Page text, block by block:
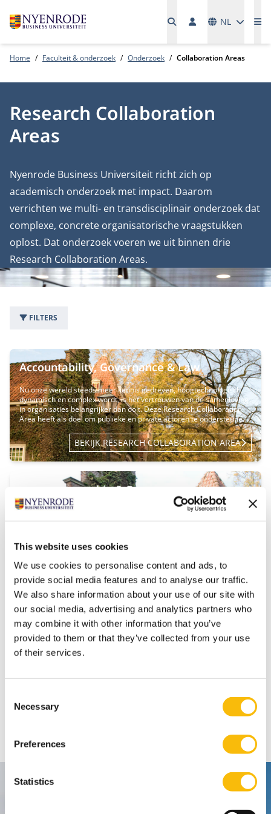
This website uses cookies
We use cookies to personalise content and ads, to
provide social media features and to analyse our traffic.
We also share information about your use of our site with
our social media, advertising and analytics partners who
may combine it with other information that you’ve
provided to them or that they’ve collected from your use
of their services.
Selection
Necessary
Preferences
Statistics
NL
Home Faculteit & onderzoek Onderzoek Collaboration Areas
Research Collaboration
Areas
Nyenrode Business Universiteit richt zich op
academisch onderzoek met impact. Daarom
verrichten we multi- en transdisciplinair onderzoek dat
complexe, concrete organisatorische vraagstukken
oplost. Dat onderzoek voeren we uit binnen drie
Research Collaboration Areas.
FILTERS
3 research collaboration areas
Accountability, Governance & Law
Nu onze wereld steeds meer kennis gedreven, hoogtechnologisch,
dynamisch en complex wordt, is het vertrouwen van de samenleving
in organisaties belangrijker dan ooit. Deze Research Collaboration
Area heeft als doel om publieke en private actoren te ondersteunen
bij het creëren van vertrouwen in economische, financiële en
politieke systemen.BEKIJK RESEARCH COLLABORATION AREA
Entrepreneurship & Responsible
Leadership
zich niet alleen richten op winst, maar ook op het welzijn van mens
nieuw tijdperk van ondernemerschap en visionair leiderschap te
stimuleren, gericht op doelgerichtheid, verantwoordelijkheid en
BEKIJK RESEARCH COLLABORATION AREA
Markets, Organizations & People
De bedrijfsomgeving verandert razendsnel. De uitdagingen waar
als doel organisaties in staat te stellen om met deze ingrijpende
BEKIJK RESEARCH COLLABORATION AREA
Contact